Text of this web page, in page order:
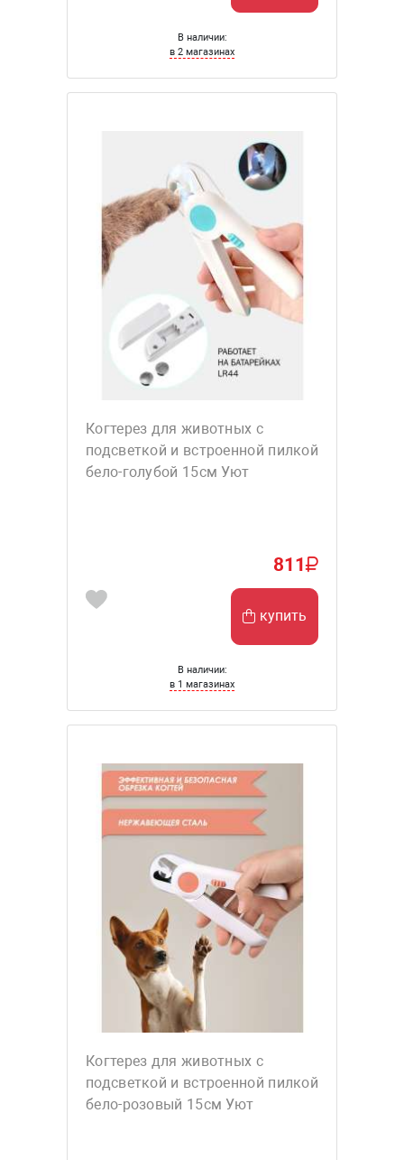
В наличии:
в 2 магазинах
Когтерез для животных с
подсветкой и встроенной пилкой
бело-голубой 15см Уют
811
купить
В наличии:
в 1 магазинах
Когтерез для животных с
подсветкой и встроенной пилкой
бело-розовый 15см Уют